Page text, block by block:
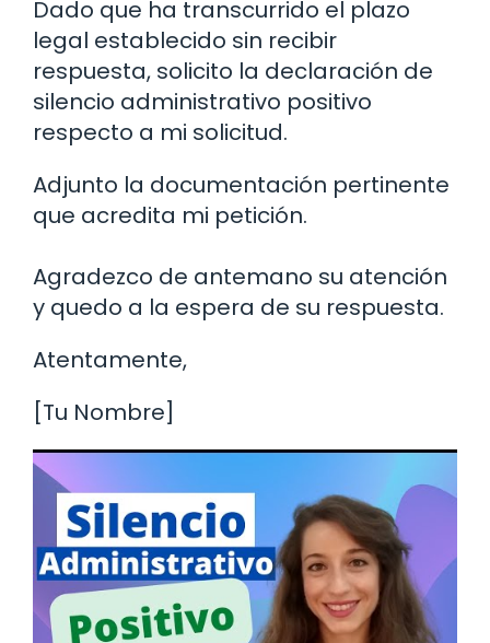
Dado que ha transcurrido el plazo
legal establecido sin recibir
respuesta, solicito la declaración de
silencio administrativo positivo
respecto a mi solicitud.
Adjunto la documentación pertinente
que acredita mi petición.
Agradezco de antemano su atención
y quedo a la espera de su respuesta.
Atentamente,
[Tu Nombre]